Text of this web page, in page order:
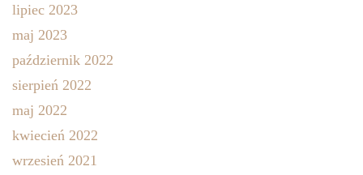
lipiec 2023
maj 2023
październik 2022
sierpień 2022
maj 2022
kwiecień 2022
wrzesień 2021